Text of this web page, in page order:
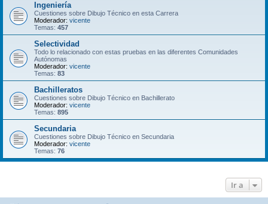
Ingeniería
Cuestiones sobre Dibujo Técnico en esta Carrera
Moderador: vicente
Temas: 457
Selectividad
Todo lo relacionado con estas pruebas en las diferentes Comunidades
Autónomas
Moderador: vicente
Temas: 83
Bachilleratos
Cuestiones sobre Dibujo Técnico en Bachillerato
Moderador: vicente
Temas: 895
Secundaria
Cuestiones sobre Dibujo Técnico en Secundaria
Moderador: vicente
Temas: 76
Ir a